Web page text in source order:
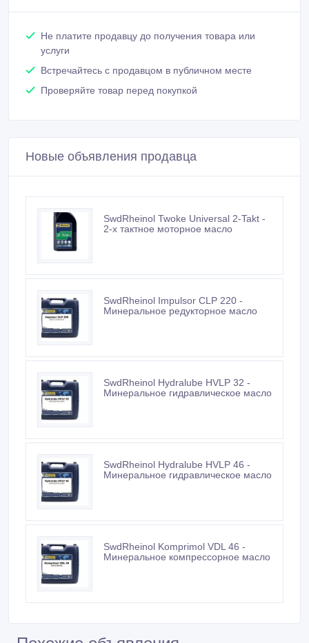
Не платите продавцу до получения товара или
услуги
Встречайтесь с продавцом в публичном месте
Проверяйте товар перед покупкой
Новые объявления продавца
SwdRheinol Twoke Universal 2-Takt -
2-х тактное моторное масло
SwdRheinol Impulsor CLP 220 -
Минеральное редукторное масло
SwdRheinol Hydralube HVLP 32 -
Минеральное гидравлическое масло
SwdRheinol Hydralube HVLP 46 -
Минеральное гидравлическое масло
SwdRheinol Komprimol VDL 46 -
Минеральное компрессорное масло